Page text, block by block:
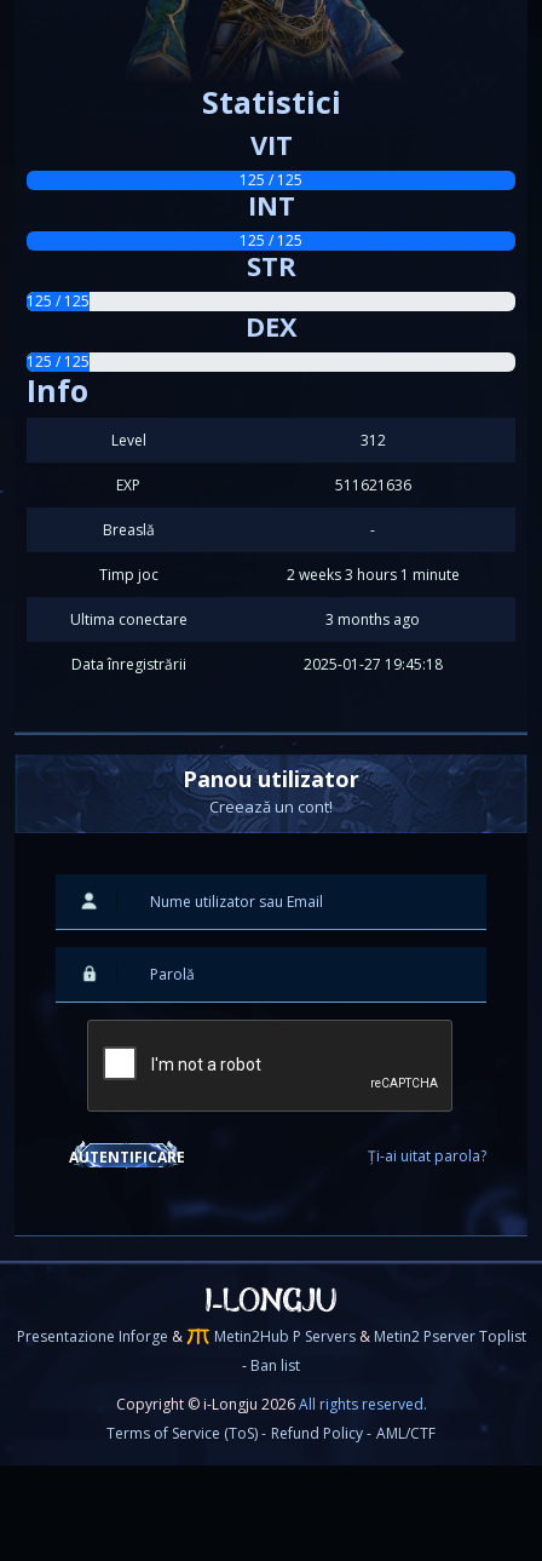
Panou utilizator
Creează un cont!
AUTENTIFICARE Ți-ai uitat parola?
Statistici
VIT
125 / 125
INT
125 / 125
STR
125 / 125
DEX
125 / 125
Info
Level 312
EXP 511621636
Breaslă -
Timp joc 2 weeks 3 hours 1 minute
Ultima conectare 3 months ago
Data înregistrării 2025-01-27 19:45:18
Copyright © i-Longju 2026All rights reserved.
Terms of Service (ToS) - Refund Policy - AML/CTF
Presentazione Inforge & Metin2Hub P Servers & Metin2 Pserver Toplist
- Ban list